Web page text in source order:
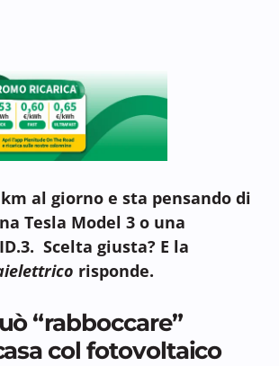
al giorno e sta pensando di
Tesla Model 3 o una
Scelta giusta? E la
risponde.
“rabboccare”
col fotovoltaico